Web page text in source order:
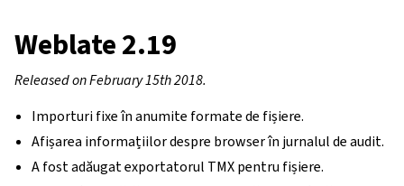
Weblate 2.19
Released on February 15th 2018.
Importuri fixe în anumite formate de fișiere.
Afișarea informațiilor despre browser în jurnalul de audit.
A fost adăugat exportatorul TMX pentru fișiere.